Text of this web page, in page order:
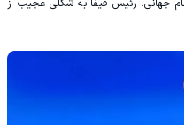
جهانی، رئیس فیفا به شکلی عجیب از